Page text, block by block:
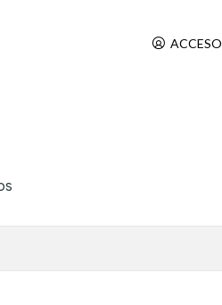
ACCESO